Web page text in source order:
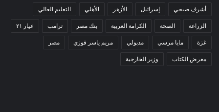
أشرف صبحي إسرائيل الأزهر الأهلي التعليم العالي
الزراعة الصحة الكرامة العربية بنك مصر ترامب عيار ٢١
غزة مايا مرسي مدبولي مريم ياسر فوزي مصر
معرض الكتاب وزير الخارجية